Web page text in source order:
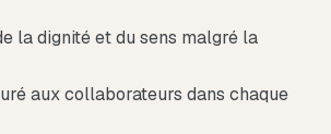
la dignité et du sens malgré la
aux collaborateurs dans chaque